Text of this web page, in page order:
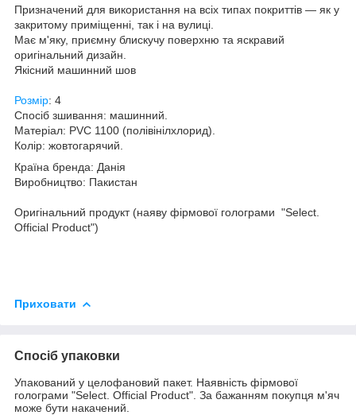
Призначений для використання на всіх типах покриттів — як у
закритому приміщенні, так і на вулиці.
Має м'яку, приємну блискучу поверхню та яскравий
оригінальний дизайн.
Якісний машинний шов
Розмір: 4
Спосіб зшивання: машинний.
Матеріал: PVC 1100 (полівінілхлорид).
Колір: жовтогарячий.
Країна бренда: Данія
Виробництво: Пакистан
Оригінальний продукт (наяву фірмової голограми "Select.
Official Product")
Приховати
Спосіб упаковки
Упакований у целофановий пакет. Наявність фірмової
голограми "Select. Official Product". За бажанням покупця м'яч
може бути накачений.